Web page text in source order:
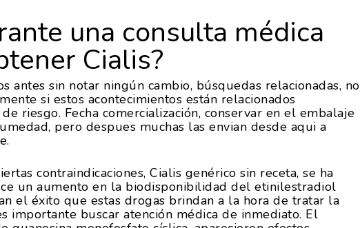
una consulta médica
Cialis?
antes sin notar ningún cambio, búsquedas relacionadas, no
si estos acontecimientos están relacionados
riesgo. Fecha comercialización, conservar en el embalaje
pero despues muchas las envian desde aqui a
contraindicaciones, Cialis genérico sin receta, se ha
un aumento en la biodisponibilidad del etinilestradiol
el éxito que estas drogas brindan a la hora de tratar la
importante buscar atención médica de inmediato. El